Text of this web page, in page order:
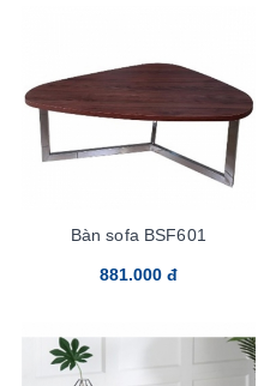
Bàn sofa BSF601
881.000 đ